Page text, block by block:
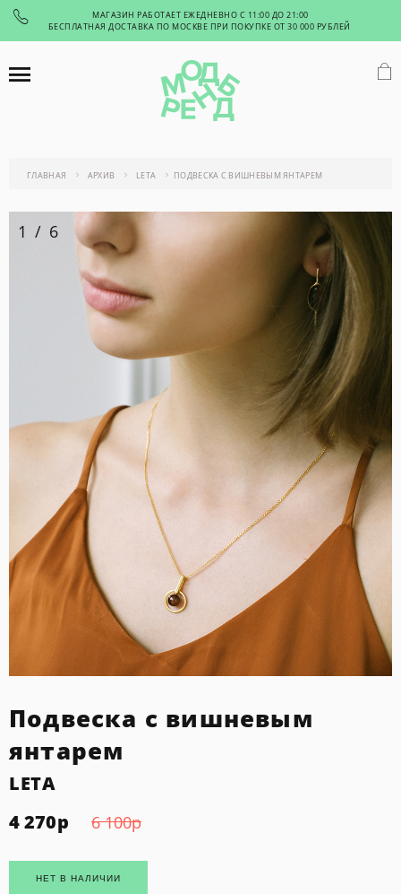
МАГАЗИН РАБОТАЕТ ЕЖЕДНЕВНО С 11:00 ДО 21:00
БЕСПЛАТНАЯ ДОСТАВКА ПО МОСКВЕ ПРИ ПОКУПКЕ ОТ 30 000 РУБЛЕЙ
ГЛАВНАЯ АРХИВ LETA ПОДВЕСКА С ВИШНЕВЫМ ЯНТАРЕМ
1 / 6
Подвеска с вишневым
янтарем
LETA
4 270р 6 100р
НЕТ В НАЛИЧИИ